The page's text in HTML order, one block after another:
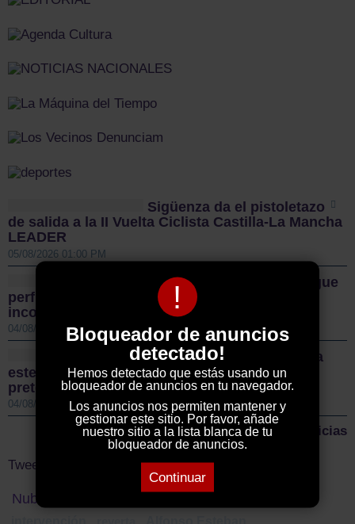
!
Bloqueador de anuncios
detectado!
Hemos detectado que estás usando un
bloqueador de anuncios en tu navegador.
Los anuncios nos permiten mantener y
gestionar este sitio. Por favor, añade
nuestro sitio a la lista blanca de tu
bloqueador de anuncios.
Continuar
Sigüenza da el pistoletazo
de salida a la II Vuelta Ciclista Castilla-La Mancha
LEADER
05/08/2026 01:00 PM
El Guadalajara Basket sigue
perfilando sus plantillas con dos nuevas
incorporaciones para la temporada 2026/27
04/08/2026 10:18 AM
El CD Guadalajara afronta
este miércoles su primer amistoso de
pretemporada y sigue reforzando la plantilla
04/08/2026 10:12 AM
Más noticias
Tweets by ElDecanodeGuad1
Nube de Tags